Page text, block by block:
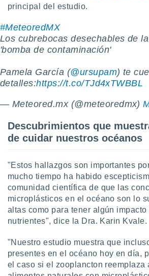
principal del estudio.
#MeteoredMX
Los cubrebocas desechables de
'bomba de contaminación'
Pamela García (@ursupam) te
detalles:https://t.co/TJd4xTWBBL
— Meteored.mx (@meteoredmx)
Descubrimientos que
de cuidar nuestros océanos
"Estos hallazgos son importantes
mucho tiempo ha habido
comunidad científica de que las
microplásticos en el océano son lo
altas como para tener algún
nutrientes", dice la Dra. Karin Kvale.
"Nuestro estudio muestra que
presentes en el océano hoy en día,
el caso si el zooplancton reemplaza